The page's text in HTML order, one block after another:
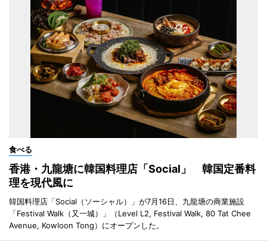
食べる
香港・九龍塘に韓国料理店「Social」 韓国定番料
理を現代風に
韓国料理店「Social（ソーシャル）」が7月16日、九龍塘の商業施設
「Festival Walk（又一城）」（Level L2, Festival Walk, 80 Tat Chee
Avenue, Kowloon Tong）にオープンした。